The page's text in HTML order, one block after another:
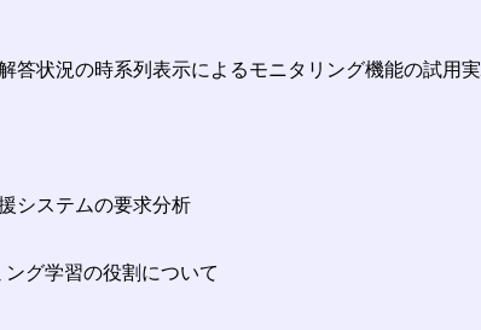
答状況の時系列表示によるモニタリング機能の試用
システムの要求分析
グ学習の役割について